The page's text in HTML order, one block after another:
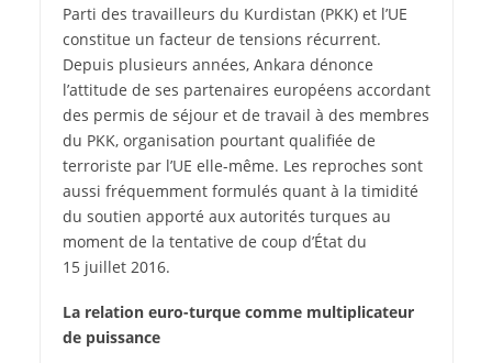
Parti des travailleurs du Kurdistan (PKK) et l’UE
constitue un facteur de tensions récurrent.
Depuis plusieurs années, Ankara dénonce
l’attitude de ses partenaires européens accordant
des permis de séjour et de travail à des membres
du PKK, organisation pourtant qualifiée de
terroriste par l’UE elle-même. Les reproches sont
aussi fréquemment formulés quant à la timidité
du soutien apporté aux autorités turques au
moment de la tentative de coup d’État du
15 juillet 2016.
La relation euro-turque comme multiplicateur
de puissance